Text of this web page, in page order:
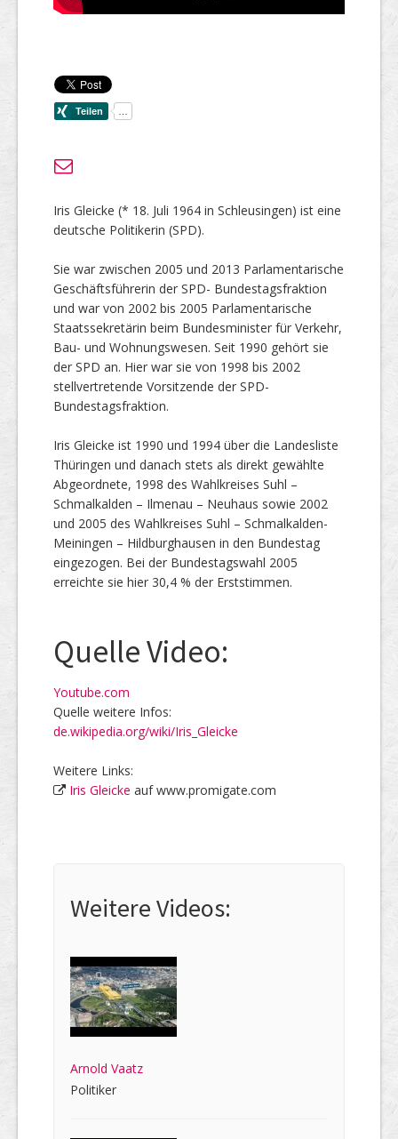
Iris Gleicke (* 18. Juli 1964 in Schleusingen) ist eine
deutsche Politikerin (SPD).
Sie war zwischen 2005 und 2013 Parlamentarische
Geschäftsführerin der SPD- Bundestagsfraktion
und war von 2002 bis 2005 Parlamentarische
Staatssekretärin beim Bundesminister für Verkehr,
Bau- und Wohnungswesen. Seit 1990 gehört sie
der SPD an. Hier war sie von 1998 bis 2002
stellvertretende Vorsitzende der SPD-
Bundestagsfraktion.
Iris Gleicke ist 1990 und 1994 über die Landesliste
Thüringen und danach stets als direkt gewählte
Abgeordnete, 1998 des Wahlkreises Suhl –
Schmalkalden – Ilmenau – Neuhaus sowie 2002
und 2005 des Wahlkreises Suhl – Schmalkalden-
Meiningen – Hildburghausen in den Bundestag
eingezogen. Bei der Bundestagswahl 2005
erreichte sie hier 30,4 % der Erststimmen.
Quelle Video:
Youtube.com
Quelle weitere Infos:
de.wikipedia.org/wiki/Iris_Gleicke
Weitere Links:
Iris Gleicke auf www.promigate.com
Weitere Videos:
Arnold Vaatz
Politiker